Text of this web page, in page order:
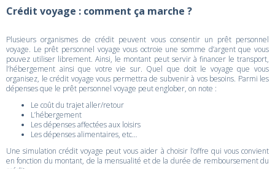
Crédit voyage : comment ça marche ?
Plusieurs organismes de crédit peuvent vous consentir un prêt personnel
voyage. Le prêt personnel voyage vous octroie une somme d’argent que vous
pouvez utiliser librement. Ainsi, le montant peut servir à financer le transport,
l’hébergement ainsi que votre vie sur. Quel que doit le voyage que vous
organisez, le crédit voyage vous permettra de subvenir à vos besoins. Parmi les
dépenses que le prêt personnel voyage peut englober, on note :
Le coût du trajet aller/retour
L’hébergement
Les dépenses affectées aux loisirs
Les dépenses alimentaires, etc…
Une simulation crédit voyage peut vous aider à choisir l’offre qui vous convient
en fonction du montant, de la mensualité et de la durée de remboursement du